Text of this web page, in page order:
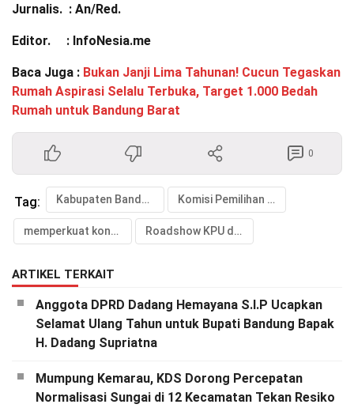
Jurnalis. : An/Red.
Editor. : InfoNesia.me
Baca Juga : Bukan Janji Lima Tahunan! Cucun Tegaskan
Rumah Aspirasi Selalu Terbuka, Target 1.000 Bedah
Rumah untuk Bandung Barat
0
Tag: Kabupaten Bandung Barat Komisi Pemilihan Umum (KPU)
memperkuat konsolidasi demokrasi melalui kegiatan Roadshow KPU dan Pendidikan Politik
ARTIKEL TERKAIT
Anggota DPRD Dadang Hemayana S.I.P Ucapkan
Selamat Ulang Tahun untuk Bupati Bandung Bapak
H. Dadang Supriatna
Mumpung Kemarau, KDS Dorong Percepatan
Normalisasi Sungai di 12 Kecamatan Tekan Resiko